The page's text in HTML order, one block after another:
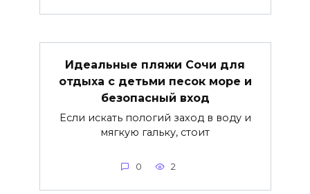
Идеальные пляжи Сочи для
отдыха с детьми песок море и
безопасный вход
Если искать пологий заход в воду и
мягкую гальку, стоит
0 2